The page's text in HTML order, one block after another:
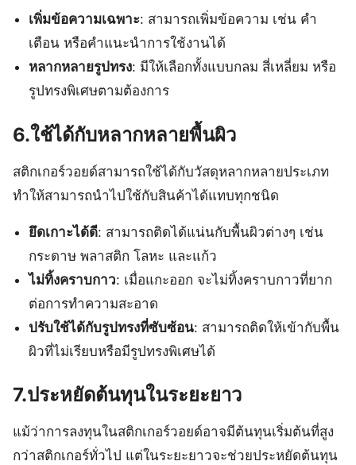
เพิ่มข้อความเฉพาะ: สามารถเพิ่มข้อความ เช่น คำ
เตือน หรือคำแนะนำการใช้งานได้
หลากหลายรูปทรง: มีให้เลือกทั้งแบบกลม สี่เหลี่ยม หรือ
รูปทรงพิเศษตามต้องการ
6.ใช้ได้กับหลากหลายพื้นผิว
สติกเกอร์วอยด์สามารถใช้ได้กับวัสดุหลากหลายประเภท
ทำให้สามารถนำไปใช้กับสินค้าได้แทบทุกชนิด
ยึดเกาะได้ดี: สามารถติดได้แน่นกับพื้นผิวต่างๆ เช่น
กระดาษ พลาสติก โลหะ และแก้ว
ไม่ทิ้งคราบกาว: เมื่อแกะออก จะไม่ทิ้งคราบกาวที่ยาก
ต่อการทำความสะอาด
ปรับใช้ได้กับรูปทรงที่ซับซ้อน: สามารถติดให้เข้ากับพื้น
ผิวที่ไม่เรียบหรือมีรูปทรงพิเศษได้
7.ประหยัดต้นทุนในระยะยาว
แม้ว่าการลงทุนในสติกเกอร์วอยด์อาจมีต้นทุนเริ่มต้นที่สูง
กว่าสติกเกอร์ทั่วไป แต่ในระยะยาวจะช่วยประหยัดต้นทุน